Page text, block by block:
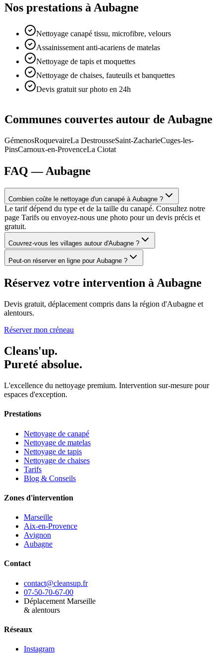
Nos prestations à Aubagne
Nettoyage canapé tissu, microfibre, velours
Assainissement anti-acariens de matelas
Nettoyage de tapis et moquettes
Nettoyage de chaises, fauteuils et banquettes
Devis gratuit sur photo en 24h
Communes couvertes autour de Aubagne
GémenosRoquevaireLa DestrousseSaint-ZacharieCuges-les-
PinsCarnoux-en-ProvenceLa Ciotat
FAQ —Aubagne
Combien coûte le nettoyage d'un canapé à Aubagne ?
Le tarif dépend du type et de la taille du canapé. Consultez notre
page Tarifs ou envoyez-nous une photo pour un devis précis et
gratuit.
Couvrez-vous les villages autour d'Aubagne ?
Peut-on réserver en ligne pour Aubagne ?
Réservez votre intervention àAubagne
Devis gratuit, déplacement compris dans la région d'Aubagne et
alentours.
Réserver mon créneau
Cleans'up.
Pureté absolue.
L'excellence du nettoyage premium. Intervention sur-mesure pour
espaces d'exception.
Prestations
Nettoyage de canapé
Nettoyage de matelas
Nettoyage de tapis
Nettoyage de chaises
Tarifs
Blog & Conseils
Zones d'intervention
Marseille
Aix-en-Provence
Avignon
Aubagne
Contact
contact@cleansup.fr
07-50-70-67-00
Déplacement Marseille
& alentours
Réseaux
Instagram